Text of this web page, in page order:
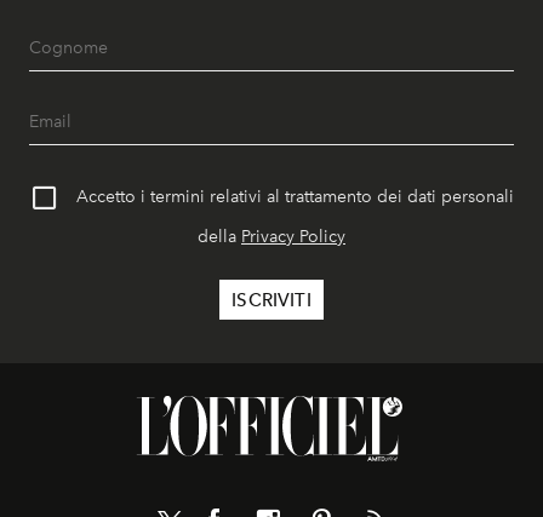
Accetto i termini relativi al trattamento dei dati personali
della Privacy Policy